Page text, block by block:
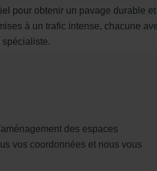
pour obtenir un pavage durable
à un trafic intense, chacune
des espaces
vos coordonnées et nous vous